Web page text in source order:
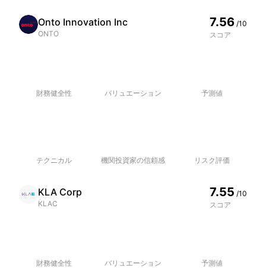
Onto Innovation Inc
ONTO
7.56 /10
スコア
財務健全性 バリュエーション 予測値
テクニカル 機関投資家の信頼感 リスク評価
KLA Corp
KLAC
7.55 /10
スコア
財務健全性 バリュエーション 予測値